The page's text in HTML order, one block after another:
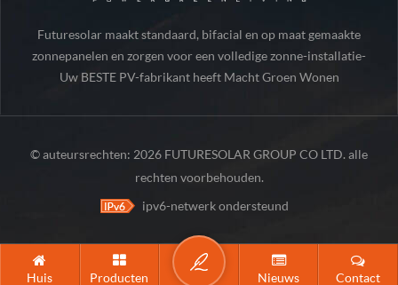
Futuresolar maakt standaard, bifacial en op maat gemaakte
zonnepanelen en zorgen voor een volledige zonne-installatie-
onderdelen.
Uw BESTE PV-fabrikant heeft Macht Groen Wonen
© auteursrechten: 2026 FUTURESOLAR GROUP CO LTD. alle
rechten voorbehouden.
ipv6-netwerk ondersteund
Huis Producten Nieuws Contact